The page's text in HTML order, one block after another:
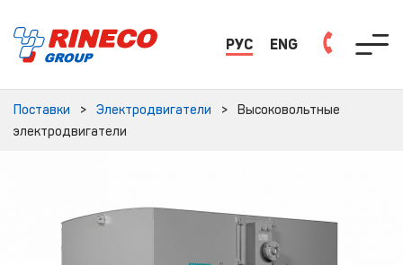
РУС ENG
Поставки Электродвигатели
Высоковольтные
электродвигатели